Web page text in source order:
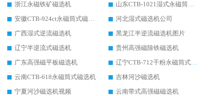
浙江永磁铁矿磁选机
山东CTB-1021湿式永磁筒式磁选机
安徽CTB-924ct永磁筒式磁选机
河北湿式磁选机公司
广西湿式逆流磁选机
黑龙江半逆流磁选机图片
辽宁半逆流式磁选机
贵州高强磁除铁磁选机
广东高强磁平板磁选机
辽宁CTB-712干粉永磁筒式磁选机
云南CTB-618永磁筒式磁选机
吉林河沙磁选机
宁夏河沙磁选机视频
云南带式高强磁磁选机